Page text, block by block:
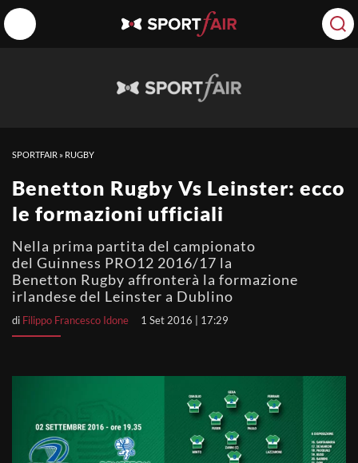
SPORTFAIR » RUGBY
Benetton Rugby Vs Leinster: ecco
le formazioni ufficiali
Nella prima partita del campionato
del Guinness PRO12 2016/17 la
Benetton Rugby affronterà la formazione
irlandese del Leinster a Dublino
di Filippo Francesco Idone 1 Set 2016 | 17:29